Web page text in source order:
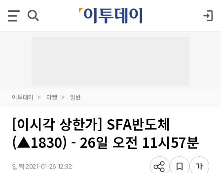
이투데이 마켓 일반
[이시각 상한가] SFA반도체
(▲1830) - 26일 오전 11시57분
입력 2021-01-26 12:32